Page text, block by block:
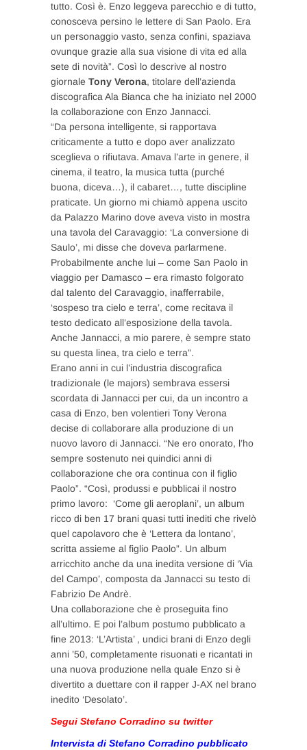
tutto. Così è. Enzo leggeva parecchio e di tutto,
conosceva persino le lettere di San Paolo. Era
un personaggio vasto, senza confini, spaziava
ovunque grazie alla sua visione di vita ed alla
sete di novità”. Così lo descrive al nostro
giornale Tony Verona, titolare dell’azienda
discografica Ala Bianca che ha iniziato nel 2000
la collaborazione con Enzo Jannacci.
“Da persona intelligente, si rapportava
criticamente a tutto e dopo aver analizzato
sceglieva o rifiutava. Amava l’arte in genere, il
cinema, il teatro, la musica tutta (purché
buona, diceva…), il cabaret…, tutte discipline
praticate. Un giorno mi chiamò appena uscito
da Palazzo Marino dove aveva visto in mostra
una tavola del Caravaggio: ‘La conversione di
Saulo’, mi disse che doveva parlarmene.
Probabilmente anche lui – come San Paolo in
viaggio per Damasco – era rimasto folgorato
dal talento del Caravaggio, inafferrabile,
‘sospeso tra cielo e terra’, come recitava il
testo dedicato all’esposizione della tavola.
Anche Jannacci, a mio parere, è sempre stato
su questa linea, tra cielo e terra”.
Erano anni in cui l’industria discografica
tradizionale (le majors) sembrava essersi
scordata di Jannacci per cui, da un incontro a
casa di Enzo, ben volentieri Tony Verona
decise di collaborare alla produzione di un
nuovo lavoro di Jannacci. “Ne ero onorato, l’ho
sempre sostenuto nei quindici anni di
collaborazione che ora continua con il figlio
Paolo”. “Così, produssi e pubblicai il nostro
primo lavoro: ‘Come gli aeroplani’, un album
ricco di ben 17 brani quasi tutti inediti che rivelò
quel capolavoro che è ‘Lettera da lontano’,
scritta assieme al figlio Paolo”. Un album
arricchito anche da una inedita versione di ‘Via
del Campo’, composta da Jannacci su testo di
Fabrizio De Andrè.
Una collaborazione che è proseguita fino
all’ultimo. E poi l’album postumo pubblicato a
fine 2013: ‘L’Artista’ , undici brani di Enzo degli
anni ’50, completamente risuonati e ricantati in
una nuova produzione nella quale Enzo si è
divertito a duettare con il rapper J-AX nel brano
inedito ‘Desolato’.
Segui Stefano Corradino su twitter
Intervista di Stefano Corradino pubblicato